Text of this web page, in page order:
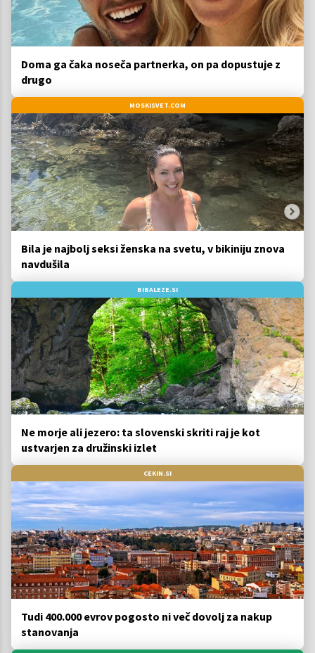
Doma ga čaka noseča partnerka, on pa dopustuje z
drugo
MOSKISVET.COM
Bila je najbolj seksi ženska na svetu, v bikiniju znova
navdušila
BIBALEZE.SI
Ne morje ali jezero: ta slovenski skriti raj je kot
ustvarjen za družinski izlet
CEKIN.SI
Tudi 400.000 evrov pogosto ni več dovolj za nakup
stanovanja